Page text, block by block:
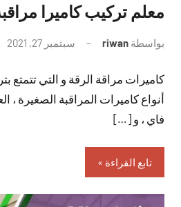
معلم تركيب كاميرا
بواسطة riwan سبتمبر 27, 2021
كاميرات مراقة الرقة و التي تتمتع
أنواع كاميرات المراقبة الصغيرة ،
فاي ، و […]
تابع القراءة